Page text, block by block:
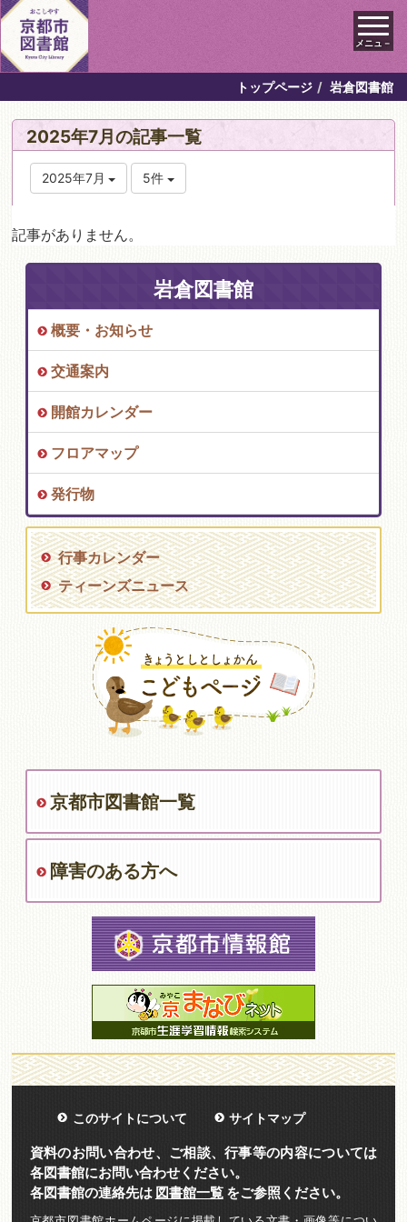
メニュ－
トップページ 岩倉図書館
2025年7月の記事一覧
2025年7月 5件
記事がありません。
岩倉図書館
概要・お知らせ
交通案内
開館カレンダー
フロアマップ
発行物
行事カレンダー
ティーンズニュース
京都市図書館一覧
障害のある方へ
このサイトについて サイトマップ
資料のお問い合わせ、ご相談、行事等の内容については
各図書館にお問い合わせください。
各図書館の連絡先は 図書館一覧をご参照ください。